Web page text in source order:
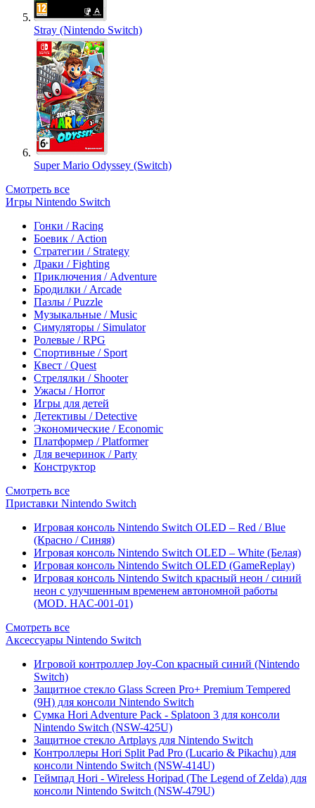
Stray (Nintendo Switch)
Super Mario Odyssey (Switch)
Смотреть все
Игры Nintendo Switch
Гонки / Racing
Боевик / Action
Стратегии / Strategy
Драки / Fighting
Приключения / Adventure
Бродилки / Arcade
Пазлы / Puzzle
Музыкальные / Music
Симуляторы / Simulator
Ролевые / RPG
Спортивные / Sport
Квест / Quest
Стрелялки / Shooter
Ужасы / Horror
Игры для детей
Детективы / Detective
Экономические / Economic
Платформер / Platformer
Для вечеринок / Party
Конструктор
Смотреть все
Приставки Nintendo Switch
Игровая консоль Nintendo Switch OLED – Red / Blue
(Красно / Синяя)
Игровая консоль Nintendo Switch OLED – White (Белая)
Игровая консоль Nintendo Switch OLED (GameReplay)
Игровая консоль Nintendo Switch красный неон / синий
неон с улучшенным временем автономной работы
(MOD. HAC-001-01)
Смотреть все
Аксессуары Nintendo Switch
Игровой контроллер Joy-Con красный синий (Nintendo
Switch)
Защитное стекло Glass Screen Pro+ Premium Tempered
(9H) для консоли Nintendo Switch
Сумка Hori Adventure Pack - Splatoon 3 для консоли
Nintendo Switch (NSW-425U)
Защитное стекло Artplays для Nintendo Switch
Контроллеры Hori Split Pad Pro (Lucario & Pikachu) для
консоли Nintendo Switch (NSW-414U)
Геймпад Hori - Wireless Horipad (The Legend of Zelda) для
консоли Nintendo Switch (NSW-479U)